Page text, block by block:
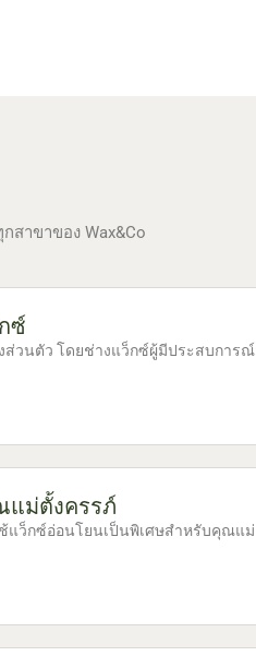
าขาของ Wax&Co
ซ์
ส่วนตัว โดยช่างแว็กซ์ผู้มีประสบการณ์
ม่ตั้งครรภ์
แว็กซ์อ่อนโยนเป็นพิเศษสำหรับคุณแม่